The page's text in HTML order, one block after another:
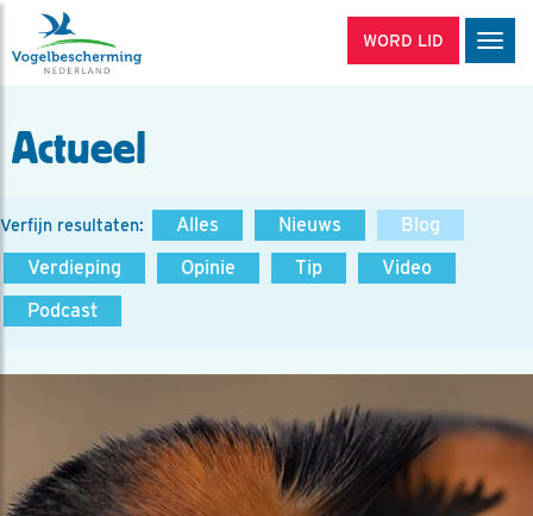
WORD LID
Actueel
Verfijn resultaten: Alles Nieuws
Blog
Verdieping
Opinie Tip
Video
Podcast